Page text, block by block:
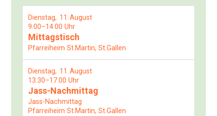
Dienstag 11 August
9.00–14.00 Uhr
Mittagstisch
Pfarreiheim St.Martin, St.Gallen
Dienstag 11 August
13.30–17.00 Uhr
Jass-Nachmittag
Jass-Nachmittag
Pfarreiheim St.Martin, St.Gallen